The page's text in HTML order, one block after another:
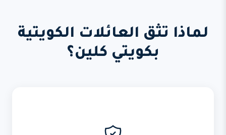
لماذا تثق العائلات الكويتية
بكويتي كلين؟